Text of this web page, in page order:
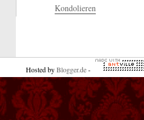
Kondolieren
Hosted byBlogger.de-